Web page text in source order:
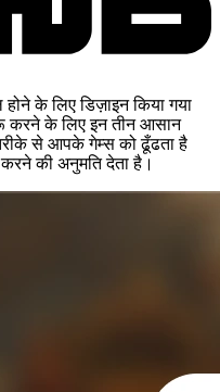
के लिए डिज़ाइन किया गया
करने के लिए इन तीन आसान
से आपके गेम्स को ढूँढता है
की अनुमति देता है।